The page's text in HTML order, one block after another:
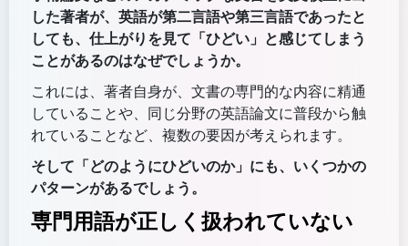
した著者が、英語が第二言語や第三言語であったと
しても、仕上がりを見て「ひどい」と感じてしまう
ことがあるのはなぜでしょうか。
これには、著者自身が、文書の専門的な内容に精通
していることや、同じ分野の英語論文に普段から触
れていることなど、複数の要因が考えられます。
そして「どのようにひどいのか」にも、いくつかの
パターンがあるでしょう。
専門用語が正しく扱われていない